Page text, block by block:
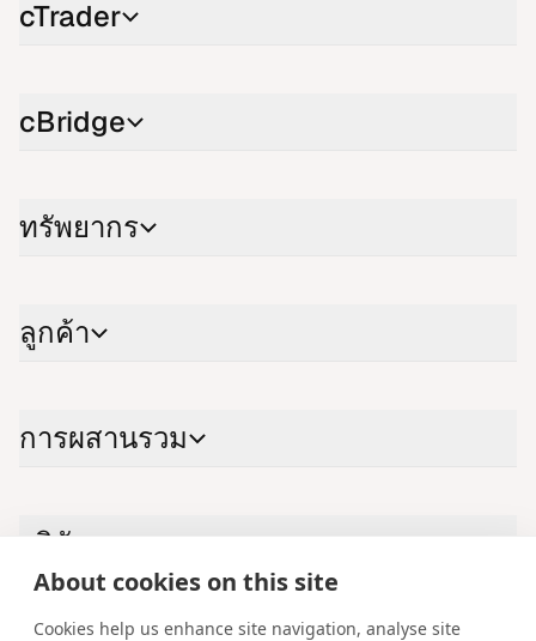
About cookies on this site
Cookies help us enhance site navigation, analyse site
cTrader
cBridge
ทรัพ​ยา​กร
ลูก​ค้า
การผสาน​รวม
บริ​ษัท